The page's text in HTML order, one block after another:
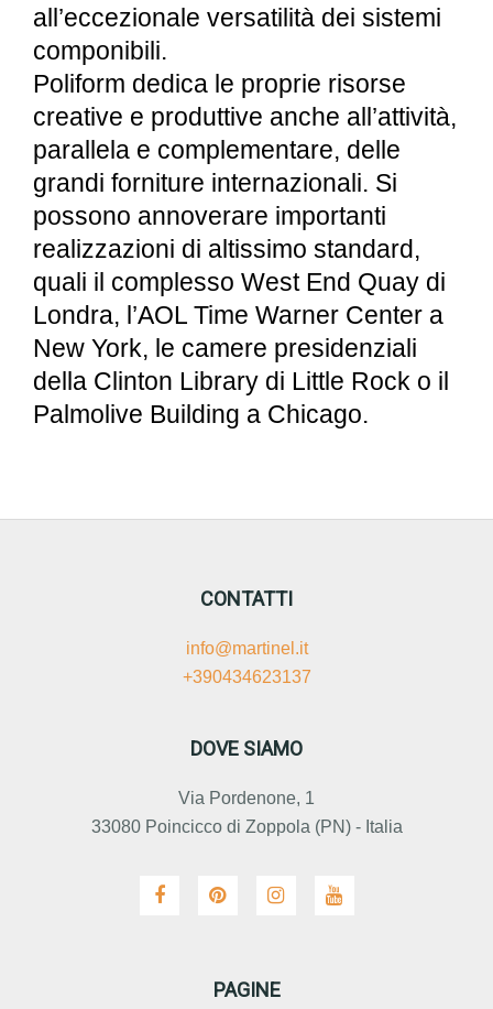
all’eccezionale versatilità dei sistemi
componibili.
Poliform dedica le proprie risorse
creative e produttive anche all’attività,
parallela e complementare, delle
grandi forniture internazionali. Si
possono annoverare importanti
realizzazioni di altissimo standard,
quali il complesso West End Quay di
Londra, l’AOL Time Warner Center a
New York, le camere presidenziali
della Clinton Library di Little Rock o il
Palmolive Building a Chicago.
CONTATTI
info@martinel.it
+390434623137
DOVE SIAMO
Via Pordenone, 1
33080 Poincicco di Zoppola (PN) - Italia
PAGINE